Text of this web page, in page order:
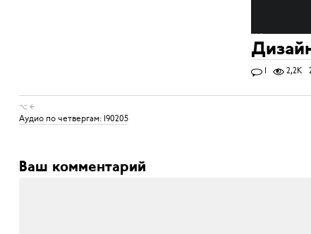
1 2,2K
⌥ ←
Аудио по четвергам: 190205
Ваш комментарий